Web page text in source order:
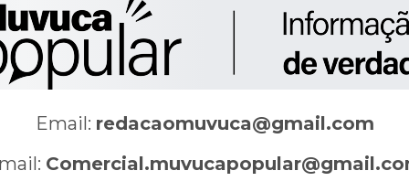
Email: redacaomuvuca@gmail.com